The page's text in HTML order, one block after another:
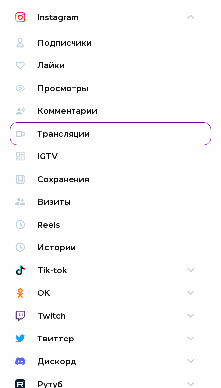
Instagram
Подписчики
Лайки
Просмотры
Комментарии
Трансляции
IGTV
Сохранения
Визиты
Reels
Истории
Tik-tok
OK
Twitch
Твиттер
Дискорд
Рутуб